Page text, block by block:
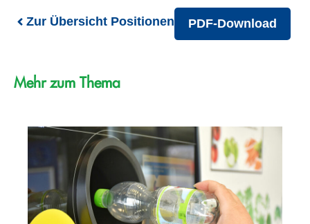
Zur Übersicht Positionen PDF-Download
Mehr zum Thema